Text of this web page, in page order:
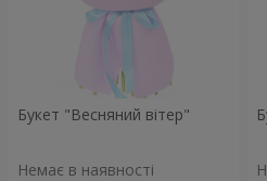
Букет "Весняний вітер"
Немає в наявності